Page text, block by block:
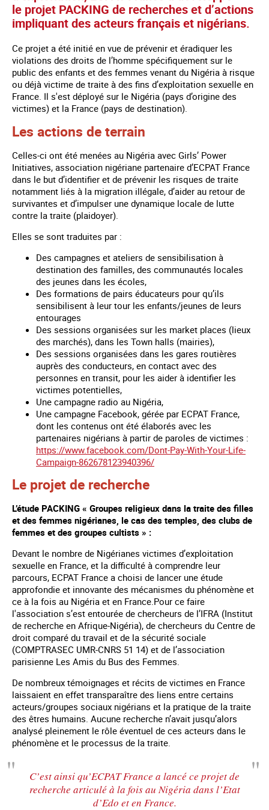
le projet PACKING de recherches et d’actions
impliquant des acteurs français et nigérians.
Ce projet a été initié en vue de prévenir et éradiquer les
violations des droits de l’homme spécifiquement sur le
public des enfants et des femmes venant du Nigéria à risque
ou déjà victime de traite à des fins d’exploitation sexuelle en
France. Il s'est déployé sur le Nigéria (pays d’origine des
victimes) et la France (pays de destination).
Les actions de terrain
Celles-ci ont été menées au Nigéria avec Girls’ Power
Initiatives, association nigériane partenaire d’ECPAT France
dans le but d’identifier et de prévenir les risques de traite
notamment liés à la migration illégale, d’aider au retour de
survivantes et d’impulser une dynamique locale de lutte
contre la traite (plaidoyer).
Elles se sont traduites par :
Des campagnes et ateliers de sensibilisation à
destination des familles, des communautés locales
des jeunes dans les écoles,
Des formations de pairs éducateurs pour qu’ils
sensibilisent à leur tour les enfants/jeunes de leurs
entourages
Des sessions organisées sur les market places (lieux
des marchés), dans les Town halls (mairies),
Des sessions organisées dans les gares routières
auprès des conducteurs, en contact avec des
personnes en transit, pour les aider à identifier les
victimes potentielles,
Une campagne radio au Nigéria,
Une campagne Facebook, gérée par ECPAT France,
dont les contenus ont été élaborés avec les
partenaires nigérians à partir de paroles de victimes :
https://www.facebook.com/Dont-Pay-With-Your-Life-
Campaign-862678123940396/
Le projet de recherche
L’étude PACKING « Groupes religieux dans la traite des filles
et des femmes nigérianes, le cas des temples, des clubs de
femmes et des groupes cultists » :
Devant le nombre de Nigérianes victimes d’exploitation
sexuelle en France, et la difficulté à comprendre leur
parcours, ECPAT France a choisi de lancer une étude
approfondie et innovante des mécanismes du phénomène et
ce à la fois au Nigéria et en France.Pour ce faire
l'association s’est entourée de chercheurs de l’IFRA (Institut
de recherche en Afrique-Nigéria), de chercheurs du Centre de
droit comparé du travail et de la sécurité sociale
(COMPTRASEC UMR-CNRS 51 14) et de l’association
parisienne Les Amis du Bus des Femmes.
De nombreux témoignages et récits de victimes en France
laissaient en effet transparaître des liens entre certains
acteurs/groupes sociaux nigérians et la pratique de la traite
des êtres humains. Aucune recherche n’avait jusqu’alors
analysé pleinement le rôle éventuel de ces acteurs dans le
phénomène et le processus de la traite.
C’est ainsi qu’ECPAT France a lancé ce projet de
recherche articulé à la fois au Nigéria dans l’Etat
d’Edo et en France.